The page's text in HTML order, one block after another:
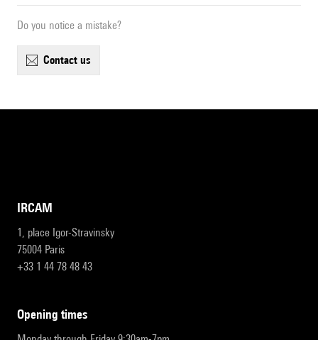
Do you notice a mistake?
contact us
IRCAM
1, place Igor-Stravinsky
75004 Paris
+33 1 44 78 48 43
opening times